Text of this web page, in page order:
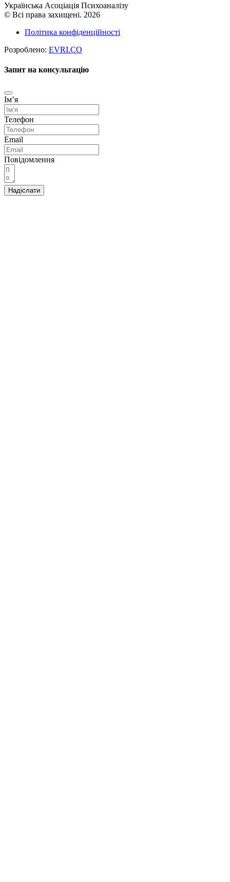
Українська Асоціація Психоаналізу
© Всі права захищені. 2026
Політика конфіденційності
Розроблено: EVRI.CO
Запит на консультацію
Імʼя
Телефон
Email
Повідомлення
Надіслати